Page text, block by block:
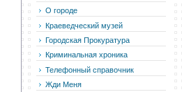
О городе
Краеведческий музей
Городская Прокуратура
Криминальная хроника
Телефонный справочник
Жди Меня